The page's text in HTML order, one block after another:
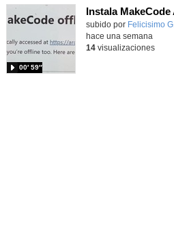
Contenido educativo.
subido por Felicisimo G.
00′ 59″
hace una semana
14visualizaciones